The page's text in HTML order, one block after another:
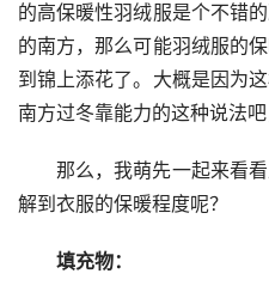
的高保暖性羽绒服是个不错
的南方，那么可能羽绒服的
到锦上添花了。大概是因为
南方过冬靠能力的这种说法吧
那么，我萌先一起来看
解到衣服的保暖程度呢？
填充物：